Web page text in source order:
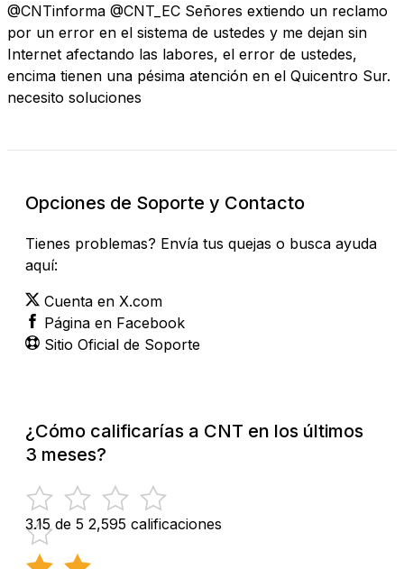
@CNTinforma @CNT_EC Señores extiendo un reclamo
por un error en el sistema de ustedes y me dejan sin
Internet afectando las labores, el error de ustedes,
encima tienen una pésima atención en el Quicentro Sur.
necesito soluciones
Opciones de Soporte y Contacto
Tienes problemas? Envía tus quejas o busca ayuda
aquí:
Cuenta en X.com
Página en Facebook
Sitio Oficial de Soporte
¿Cómo calificarías a CNT en los últimos
3 meses?
3.15 de 5 2,595 calificaciones